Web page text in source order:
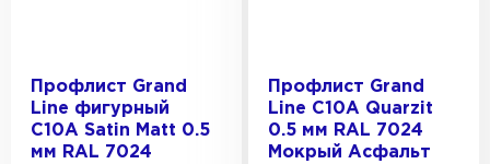
Профлист Grand
Line фигурный
C10A Satin Matt 0.5
мм RAL 7024
Профлист Grand
Line C10A Quarzit
0.5 мм RAL 7024
Мокрый Асфальт